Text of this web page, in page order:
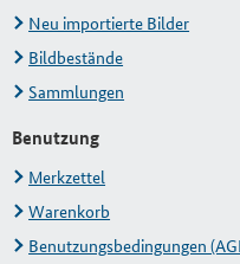
Neu importierte Bilder
Bildbestände
Sammlungen
Benutzung
Merkzettel
Warenkorb
Benutzungsbedingungen